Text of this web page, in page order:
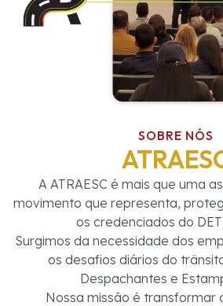
SOBRE NÓS
A ATRAESC é mais que uma
movimento que representa,
os credenciados do
Surgimos da necessidade dos
os desafios diários do
Despachantes e
Nossa missão é transformar